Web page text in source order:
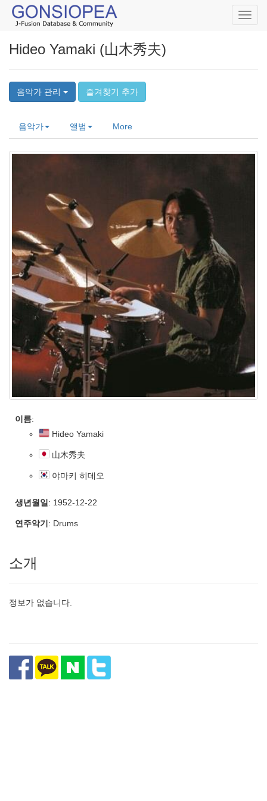
Hideo Yamaki (山木秀夫)
음악가 관리 즐겨찾기 추가
음악가 앨범 More
이름:
Hideo Yamaki
山木秀夫
야마키 히데오
생년월일 : 1952-12-22
연주악기 : Drums
소개
정보가 없습니다.